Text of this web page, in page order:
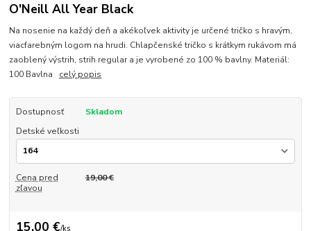
O'Neill All Year Black
Na nosenie na každý deň a akékoľvek aktivity je určené tričko s hravým,
viacfarebným logom na hrudi. Chlapčenské tričko s krátkym rukávom má
zaoblený výstrih, strih regular a je vyrobené zo 100 % bavlny. Materiál:
100 Bavlna celý popis
Dostupnosť
Skladom
Detské veľkosti
Cena pred
zľavou
19,00 €
15,00 €/ks